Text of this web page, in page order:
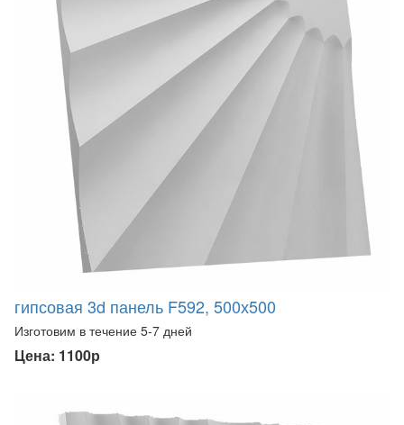
гипсовая 3d панель F592, 500х500
Изготовим в течение 5-7 дней
Цена: 1100р